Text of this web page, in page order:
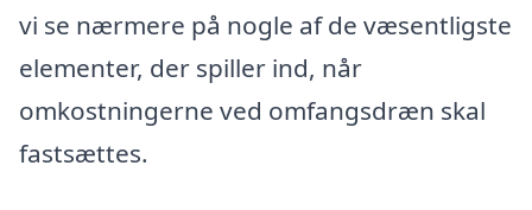
vi se nærmere på nogle af de væsentligste
elementer, der spiller ind, når
omkostningerne ved omfangsdræn skal
fastsættes.